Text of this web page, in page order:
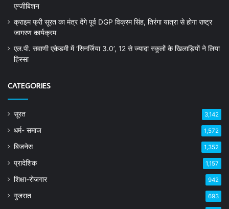
एग्जीबिशन
क्राइम फ्री सूरत का मंत्र देंगे पूर्व DGP विक्रम सिंह, तिरंगा यात्रा से होगा राष्ट्र
जागरण कार्यक्रम
एल.पी. सवाणी एकेडमी में ‘सिनर्जिया 3.0’, 12 से ज्यादा स्कूलों के खिलाड़ियों ने लिया
हिस्सा
CATEGORIES
सूरत 3,142
धर्म- समाज 1,572
बिजनेस 1,352
प्रादेशिक 1,157
शिक्षा-रोजगार 942
गुजरात 693